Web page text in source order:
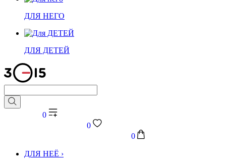
ДЛЯ НЕГО
ДЛЯ ДЕТЕЙ
0
0
0
ДЛЯ НЕЁ ›